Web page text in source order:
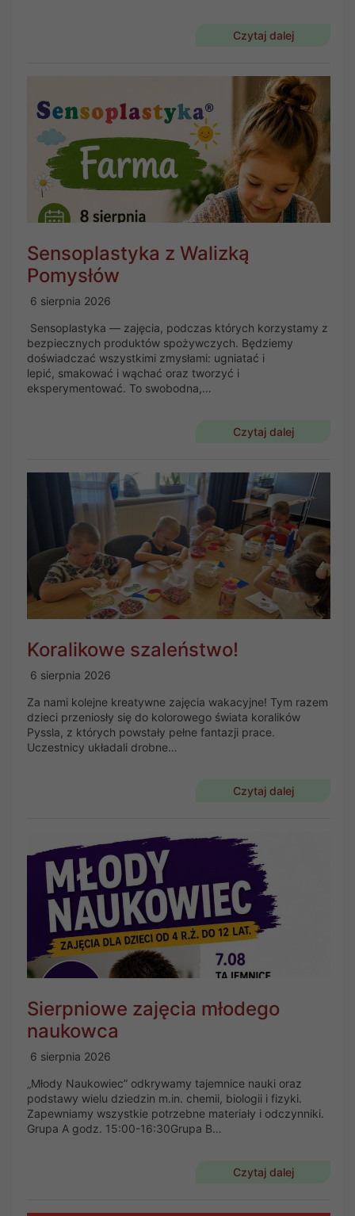
Czytaj dalej
Sensoplastyka z Walizką
Pomysłów
6 sierpnia 2026
Sensoplastyka — zajęcia, podczas których korzystamy z
bezpiecznych produktów spożywczych. Będziemy
doświadczać wszystkimi zmysłami: ugniatać i
lepić, smakować i wąchać oraz tworzyć i
eksperymentować. To swobodna,…
Czytaj dalej
Koralikowe szaleństwo!
6 sierpnia 2026
Za nami kolejne kreatywne zajęcia wakacyjne! Tym razem
dzieci przeniosły się do kolorowego świata koralików
Pyssla, z których powstały pełne fantazji prace.
Uczestnicy układali drobne…
Czytaj dalej
Sierpniowe zajęcia młodego
naukowca
6 sierpnia 2026
„Młody Naukowiec” odkrywamy tajemnice nauki oraz
podstawy wielu dziedzin m.in. chemii, biologii i fizyki.
Zapewniamy wszystkie potrzebne materiały i odczynniki.
Grupa A godz. 15:00-16:30Grupa B…
Czytaj dalej